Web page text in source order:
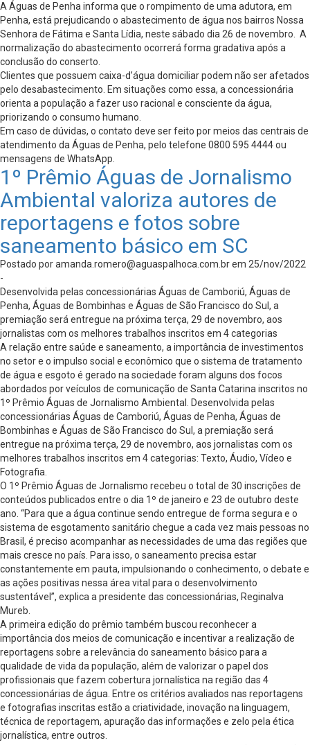
A Águas de Penha informa que o rompimento de uma adutora, em
Penha, está prejudicando o abastecimento de água nos bairros Nossa
Senhora de Fátima e Santa Lídia, neste sábado dia 26 de novembro. A
normalização do abastecimento ocorrerá forma gradativa após a
conclusão do conserto.
Clientes que possuem caixa-d’água domiciliar podem não ser afetados
pelo desabastecimento. Em situações como essa, a concessionária
orienta a população a fazer uso racional e consciente da água,
priorizando o consumo humano.
Em caso de dúvidas, o contato deve ser feito por meios das centrais de
atendimento da Águas de Penha, pelo telefone 0800 595 4444 ou
mensagens de WhatsApp.
1º Prêmio Águas de Jornalismo
Ambiental valoriza autores de
reportagens e fotos sobre
saneamento básico em SC
Postado poramanda.romero@aguaspalhoca.com.brem 25/nov/2022
-
Desenvolvida pelas concessionárias Águas de Camboriú, Águas de
Penha, Águas de Bombinhas e Águas de São Francisco do Sul, a
premiação será entregue na próxima terça, 29 de novembro, aos
jornalistas com os melhores trabalhos inscritos em 4 categorias
A relação entre saúde e saneamento, a importância de investimentos
no setor e o impulso social e econômico que o sistema de tratamento
de água e esgoto é gerado na sociedade foram alguns dos focos
abordados por veículos de comunicação de Santa Catarina inscritos no
1º Prêmio Águas de Jornalismo Ambiental. Desenvolvida pelas
concessionárias Águas de Camboriú, Águas de Penha, Águas de
Bombinhas e Águas de São Francisco do Sul, a premiação será
entregue na próxima terça, 29 de novembro, aos jornalistas com os
melhores trabalhos inscritos em 4 categorias: Texto, Áudio, Vídeo e
Fotografia.
O 1º Prêmio Águas de Jornalismo recebeu o total de 30 inscrições de
conteúdos publicados entre o dia 1º de janeiro e 23 de outubro deste
ano. “Para que a água continue sendo entregue de forma segura e o
sistema de esgotamento sanitário chegue a cada vez mais pessoas no
Brasil, é preciso acompanhar as necessidades de uma das regiões que
mais cresce no país. Para isso, o saneamento precisa estar
constantemente em pauta, impulsionando o conhecimento, o debate e
as ações positivas nessa área vital para o desenvolvimento
sustentável”, explica a presidente das concessionárias, Reginalva
Mureb.
A primeira edição do prêmio também buscou reconhecer a
importância dos meios de comunicação e incentivar a realização de
reportagens sobre a relevância do saneamento básico para a
qualidade de vida da população, além de valorizar o papel dos
profissionais que fazem cobertura jornalística na região das 4
concessionárias de água. Entre os critérios avaliados nas reportagens
e fotografias inscritas estão a criatividade, inovação na linguagem,
técnica de reportagem, apuração das informações e zelo pela ética
jornalística, entre outros.